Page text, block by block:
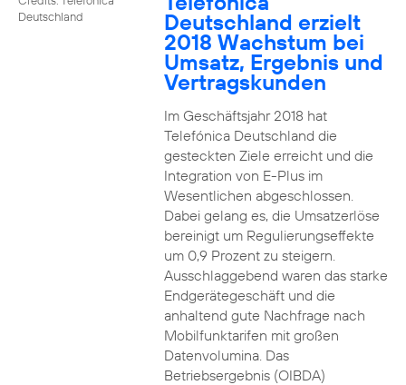
Deutschland
Deutschland erzielt
2018 Wachstum bei
Umsatz, Ergebnis und
Vertragskunden
Im Geschäftsjahr 2018 hat
Telefónica Deutschland die
gesteckten Ziele erreicht und die
Integration von E-Plus im
Wesentlichen abgeschlossen.
Dabei gelang es, die Umsatzerlöse
bereinigt um Regulierungseffekte
um 0,9 Prozent zu steigern.
Ausschlaggebend waren das starke
Endgerätegeschäft und die
anhaltend gute Nachfrage nach
Mobilfunktarifen mit großen
Datenvolumina. Das
Betriebsergebnis (OIBDA)